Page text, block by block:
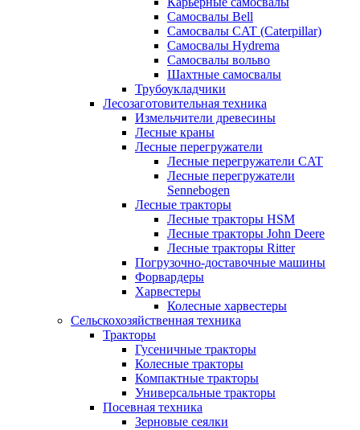
Самосвалы Bell
Самосвалы CAT (Caterpillar)
Самосвалы Hydrema
Самосвалы вольво
Шахтные самосвалы
Трубоукладчики
Лесозаготовительная техника
Измельчители древесины
Лесные краны
Лесные перегружатели
Лесные перегружатели CAT
Лесные перегружатели
Sennebogen
Лесные тракторы
Лесные тракторы HSM
Лесные тракторы John Deere
Лесные тракторы Ritter
Погрузочно-доставочные машины
Форвардеры
Харвестеры
Колесные харвестеры
Сельскохозяйственная техника
Тракторы
Гусеничные тракторы
Колесные тракторы
Компактные тракторы
Универсальные тракторы
Посевная техника
Зерновые сеялки